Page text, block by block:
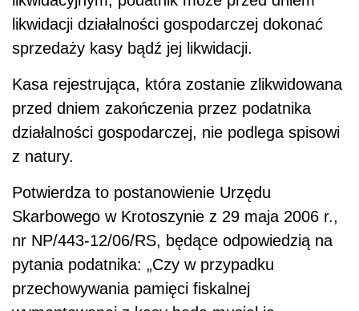
likwidacji działalności gospodarczej dokonać
sprzedaży kasy bądź jej likwidacji.
Kasa rejestrująca, która zostanie zlikwidowana
przed dniem zakończenia przez podatnika
działalności gospodarczej, nie podlega spisowi
z natury.
Potwierdza to postanowienie Urzędu
Skarbowego w Krotoszynie z 29 maja 2006 r.,
nr NP/443-12/06/RS, będące odpowiedzią na
pytania podatnika: „Czy w przypadku
przechowywania pamięci fiskalnej